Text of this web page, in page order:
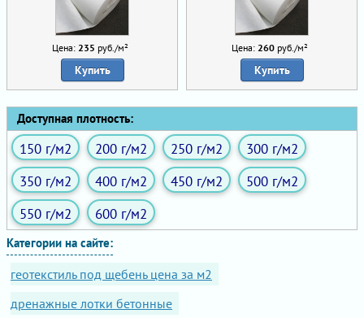
Цена: 235 руб./м²
Купить
Цена: 260 руб./м²
Купить
Доступная плотность:
150 г/м2 200 г/м2 250 г/м2
300 г/м2
350 г/м2
400 г/м2 450 г/м2
500 г/м2
550 г/м2
600 г/м2
Категории на сайте:
геотекстиль под щебень цена за м2
дренажные лотки бетонные